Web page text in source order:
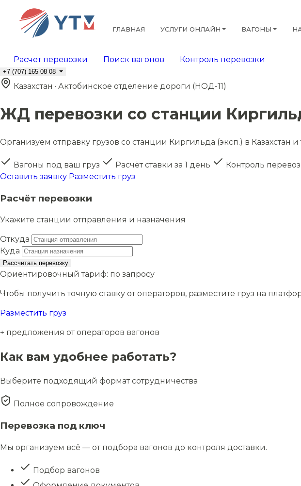
ГЛАВНАЯ УСЛУГИ ОНЛАЙН ВАГОНЫ
Расчет перевозки Поиск вагонов Контроль перевозки
+7 (707) 165 08 08
Казахстан · Актобинское отделение дороги (НОД-11)
ЖД перевозки со станции
Организуем отправку грузов со станции Киргильда (эксп.) в Казахстан
Вагоны под ваш груз Расчёт ставки за 1 день
Контроль
Оставить заявку Разместить груз
Расчёт перевозки
Укажите станции отправления и назначения
Откуда
Куда
Рассчитать перевозку
Ориентировочный тариф: по запросу
Чтобы получить точную ставку от операторов, разместите груз на
Разместить груз
+ предложения от операторов вагонов
Как вам удобнее работать?
Выберите подходящий формат сотрудничества
Полное сопровождение
Перевозка под ключ
Мы организуем всё — от подбора вагонов до контроля доставки.
Подбор вагонов